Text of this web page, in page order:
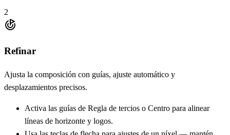
2
Refinar
Ajusta la composición con guías, ajuste automático y
desplazamientos precisos.
Activa las guías de Regla de tercios o Centro para alinear
líneas de horizonte y logos.